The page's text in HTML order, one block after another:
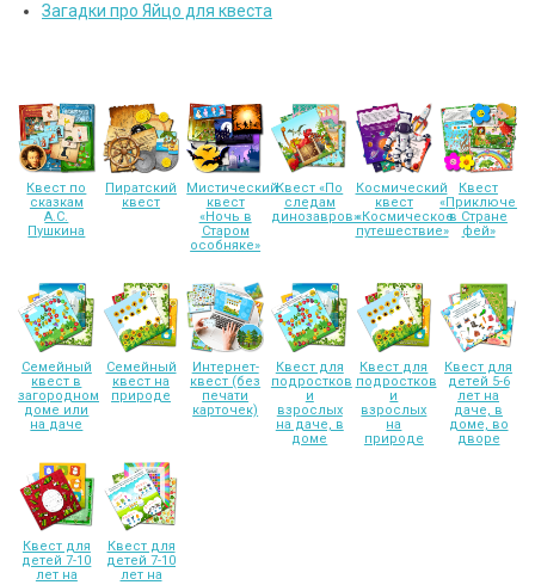
Загадки про Яйцо для квеста
Квест по
сказкам
А.С.
Пушкина
Пиратский
квест
Мистический
квест
«Ночь в
Старом
особняке»
Квест «По
следам
динозавров»
Космический
квест
«Космическое
путешествие»
Квест
в Стране
фей»
Семейный
квест в
загородном
доме или
на даче
Семейный
квест на
природе
Интернет-
квест (без
печати
карточек)
Квест для
подростков
и
взрослых
на даче, в
доме
Квест для
подростков
и
взрослых
на
природе
Квест для
детей 5-6
лет на
даче, в
доме, во
дворе
Квест для
детей 7-10
лет на
Квест для
детей 7-10
лет на